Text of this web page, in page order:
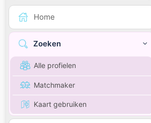
Home
Zoeken
Alle profielen
Matchmaker
Kaart gebruiken